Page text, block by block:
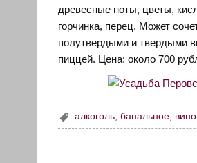
древесные ноты, цветы,
горчинка, перец. Может
полутвердыми и твердыми
пиццей. Цена: около 700
алкоголь ,банальное вино